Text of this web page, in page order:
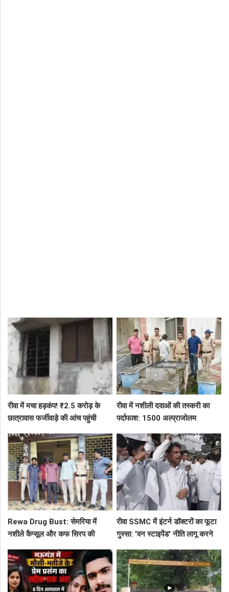
रीवा में मचा हड़कंप! ₹2.5 करोड़ के
छात्रावास फर्जीवाड़े की आंच पहुंची
एक्शन लेटर
रीवा में नशीली दवाओं की तस्करी का
पर्दाफाश: 1500 अल्प्राजोलम
सप्लाई चेन
Rewa Drug Bust: सेमरिया में
नशीले कैप्सूल और कफ सिरप की
के पीछे
रीवा SSMC में इंटर्न डॉक्टरों का फूटा
गुस्सा: 'वन स्टाइपेंड' नीति लागू करने
छात्र